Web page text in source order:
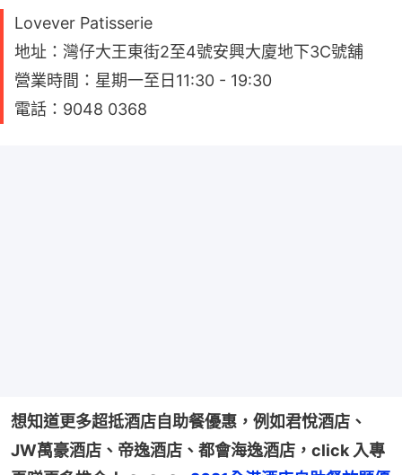
Lovever Patisserie
地址：灣仔大王東街2至4號安興大廈地下3C號舖
營業時間：星期一至日11:30 - 19:30
電話：9048 0368
想知道更多超抵酒店自助餐優惠，例如君悅酒店、
JW萬豪酒店、帝逸酒店、都會海逸酒店，click 入專